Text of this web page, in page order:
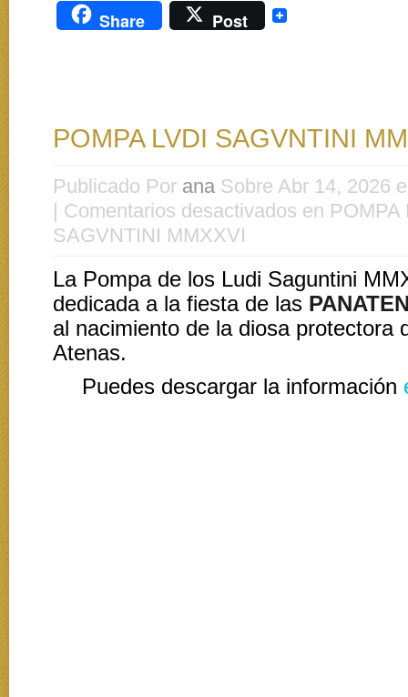
Share Post
POMPA LVDI SAGVNTINI
Publicado Por ana Sobre Abr 14, 2026
| Comentarios desactivados en POMPA
SAGVNTINI MMXXVI
La Pompa de los Ludi Saguntini
dedicada a la fiesta de las
al nacimiento de la diosa protectora
Atenas.
Puedes descargar la información